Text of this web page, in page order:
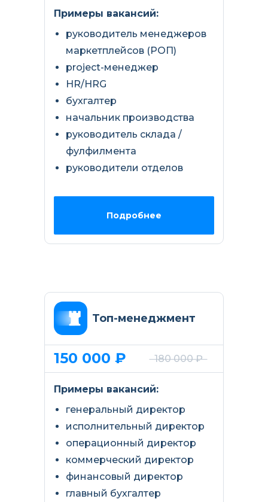
Примеры вакансий:
руководитель менеджеров
маркетплейсов (РОП)
project-менеджер
HR/HRG
бухгалтер
начальник производства
руководитель склада /
фулфилмента
руководители отделов
Подробнее
Топ-менеджмент
180 000 ₽
150 000 ₽
Примеры вакансий:
генеральный директор
исполнительный директор
операционный директор
коммерческий директор
финансовый директор
главный бухгалтер